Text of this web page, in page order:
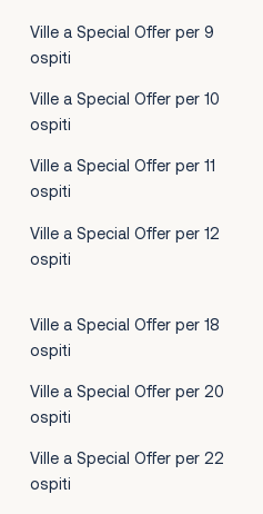
Ville a Special Offer per 9
ospiti
Ville a Special Offer per 10
ospiti
Ville a Special Offer per 11
ospiti
Ville a Special Offer per 12
ospiti
Ville a Special Offer per 18
ospiti
Ville a Special Offer per 20
ospiti
Ville a Special Offer per 22
ospiti